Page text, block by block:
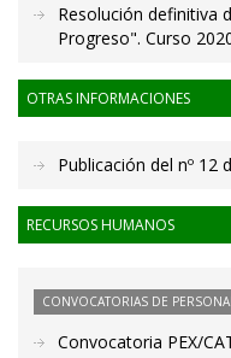
Resolución definitiva
Progreso". Curso
OTRAS INFORMACIONES
Publicación del nº 12
RECURSOS HUMANOS
CONVOCATORIAS DE
Convocatoria PEX/